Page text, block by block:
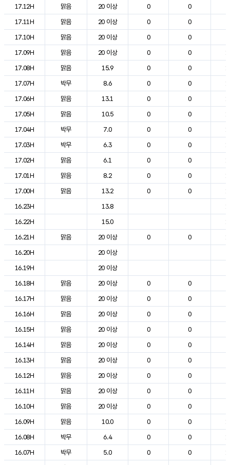
17.12H
맑음 20 이상 0 0
17.11H
맑음 20 이상 0 0
17.10H
맑음 20 이상 0 0
17.09H
맑음 20 이상 0 0
17.08H
맑음 15.9 0 0
17.07H
박무 8.6 0 0
17.06H
맑음 13.1 0 0
17.05H
맑음 10.5 0 0
17.04H
박무 7.0 0 0
17.03H
박무 6.3 0 0
17.02H
맑음 6.1 0 0
17.01H
맑음 8.2 0 0
17.00H
맑음 13.2 0 0
16.23H
13.8
16.22H
15.0
16.21H
맑음 20 이상 0 0
16.20H
20 이상
16.19H
20 이상
16.18H
맑음 20 이상 0 0
16.17H
맑음 20 이상 0 0
16.16H
맑음 20 이상 0 0
16.15H
맑음 20 이상 0 0
16.14H
맑음 20 이상 0 0
16.13H
맑음 20 이상 0 0
16.12H
맑음 20 이상 0 0
16.11H
맑음 20 이상 0 0
16.10H
맑음 20 이상 0 0
16.09H
맑음 10.0 0 0
16.08H
박무 6.4 0 0
16.07H
박무 5.0 0 0